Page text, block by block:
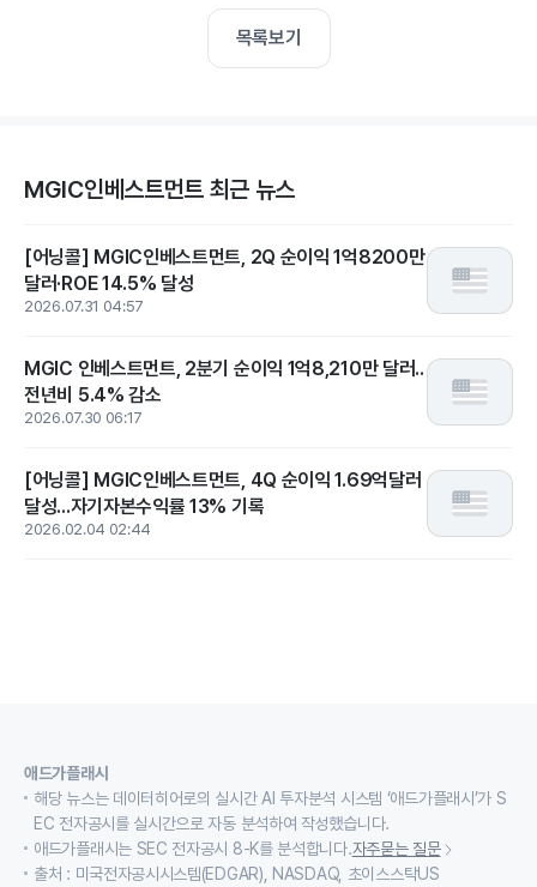
목록보기
MGIC인베스트먼트 최근 뉴스
[어닝콜] MGIC인베스트먼트, 2Q 순이익 1억8200만
달러·ROE 14.5% 달성
2026.07.31 04:57
MGIC 인베스트먼트, 2분기 순이익 1억8,210만 달러..
전년비 5.4% 감소
2026.07.30 06:17
[어닝콜] MGIC인베스트먼트, 4Q 순이익 1.69억달러
달성...자기자본수익률 13% 기록
2026.02.04 02:44
애드가플래시
해당 뉴스는 데이터히어로의 실시간 AI 투자분석 시스템 ‘애드가플래시’가 S
EC 전자공시를 실시간으로 자동 분석하여 작성했습니다.
애드가플래시는 SEC 전자공시 8-K를 분석합니다.자주묻는 질문
출처 : 미국전자공시시스템(EDGAR), NASDAQ, 초이스스탁US